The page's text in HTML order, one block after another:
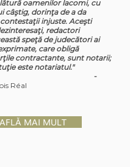
oamenilor lacomi, cu
câştig, dorinţa de a da
injuste. Aceşti
redactori
speţă de judecători ai
care obligă
contractante, sunt notarii;
este notariatul."
Réal
AFLĂ MAI MULT